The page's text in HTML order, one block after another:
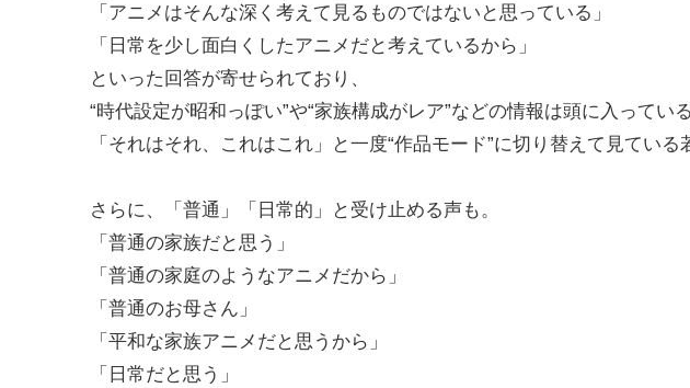
「アニメはそんな深く考えて見るものではないと思っている」
「日常を少し面白くしたアニメだと考えているから」
といった回答が寄せられており、
“時代設定が昭和っぽい”や“家族構成がレア”などの情報は頭に入ってい
「それはそれ、これはこれ」と一度“作品モード”に切り替えて見ている
さらに、「普通」「日常的」と受け止める声も。
「普通の家族だと思う」
「普通の家庭のようなアニメだから」
「普通のお母さん」
「平和な家族アニメだと思うから」
「日常だと思う」